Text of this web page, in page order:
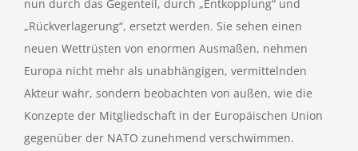
nun durch das Gegenteil, durch „Entkopplung“ und
„Rückverlagerung“, ersetzt werden. Sie sehen einen
neuen Wettrüsten von enormen Ausmaßen, nehmen
Europa nicht mehr als unabhängigen, vermittelnden
Akteur wahr, sondern beobachten von außen, wie die
Konzepte der Mitgliedschaft in der Europäischen Union
gegenüber der NATO zunehmend verschwimmen.